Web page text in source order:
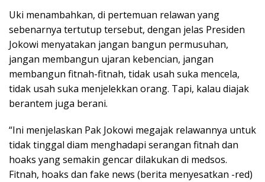
Uki menambahkan, di pertemuan relawan yang
sebenarnya tertutup tersebut, dengan jelas Presiden
Jokowi menyatakan jangan bangun permusuhan,
jangan membangun ujaran kebencian, jangan
membangun fitnah-fitnah, tidak usah suka mencela,
tidak usah suka menjelekkan orang. Tapi, kalau diajak
berantem juga berani.
“Ini menjelaskan Pak Jokowi megajak relawannya untuk
tidak tinggal diam menghadapi serangan fitnah dan
hoaks yang semakin gencar dilakukan di medsos.
Fitnah, hoaks dan fake news (berita menyesatkan -red)